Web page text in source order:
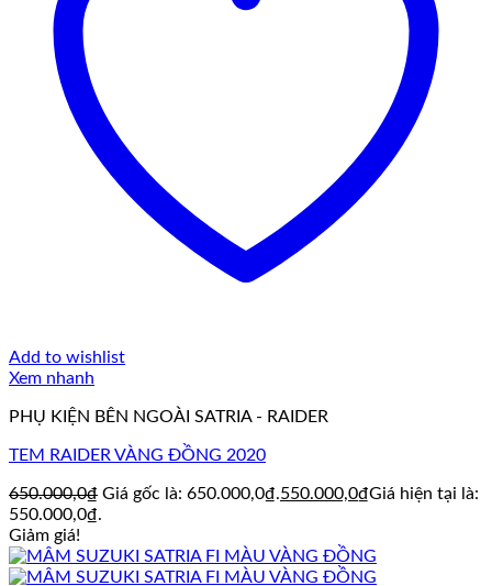
Add to wishlist
Xem nhanh
PHỤ KIỆN BÊN NGOÀI SATRIA - RAIDER
TEM RAIDER VÀNG ĐỒNG 2020
650.000,0₫ Giá gốc là: 650.000,0₫.550.000,0₫Giá hiện tại là:
550.000,0₫.
Giảm giá!